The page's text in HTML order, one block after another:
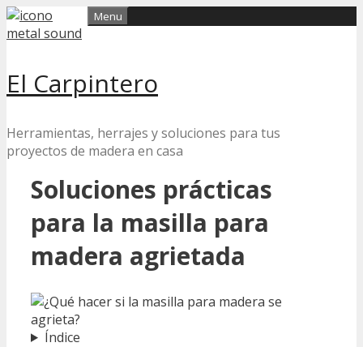
Skip
to
El Carpintero
Herramientas, herrajes y soluciones para tus
proyectos de madera en casa
Menu
Soluciones prácticas
para la masilla para
madera agrietada
Índice